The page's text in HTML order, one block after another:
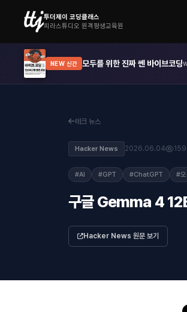
투더제이 코딩클래스
피라스튜디오 원격평생교육원
NEW 신간 모두를 위한 진짜 쎈 바이브코딩
테크 뉴스
Hacker News 2026.06.04 159
#AI #GPT #ChatGPT #오
구글 Gemma 4
Hacker News 원문 보기